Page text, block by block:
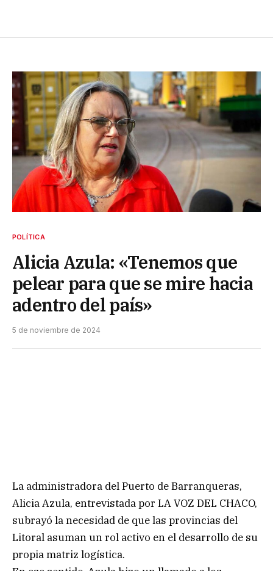
POLÍTICA
Alicia Azula: «Tenemos que
pelear para que se mire hacia
adentro del país»
5 de noviembre de 2024
La administradora del Puerto de Barranqueras,
Alicia Azula, entrevistada por LA VOZ DEL CHACO,
subrayó la necesidad de que las provincias del
Litoral asuman un rol activo en el desarrollo de su
propia matriz logística.